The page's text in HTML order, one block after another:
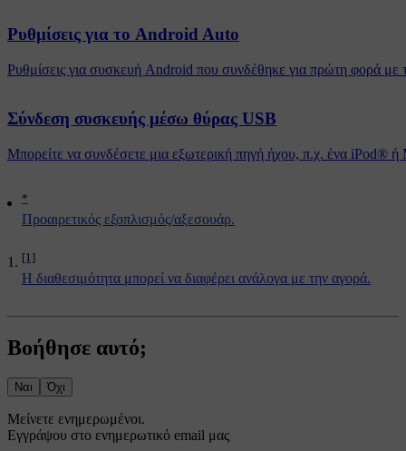
*
Προαιρετικός εξοπλισμός/αξεσουάρ.
[1]
Η διαθεσιμότητα μπορεί να διαφέρει ανάλογα με την αγορά.
Ρυθμίσεις για το Android Auto
Ρυθμίσεις για συσκευή Android που συνδέθηκε για πρώτη φορά
Σύνδεση συσκευής μέσω θύρας USB
Μπορείτε να συνδέσετε μια εξωτερική πηγή ήχου, π.χ. ένα iPod®
Βοήθησε αυτό;
Ναι Όχι